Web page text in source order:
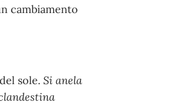
cambiamento
sole.Si anela